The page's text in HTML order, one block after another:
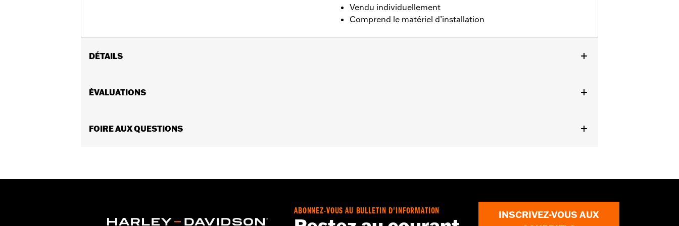
Vendu individuellement
Comprend le matériel d’installation
DÉTAILS
(n° de pièce 43300955, 43300956 ou 43300964). Convient aux modèles FLHX et FLTRX 2024 et après équipés de fourches inversées.
GARANTIE:Garantie limitée de 1 an – Rendez-vous sur le site
ÉVALUATIONS
FOIRE AUX QUESTIONS
ABONNEZ-VOUS AU BULLETIN D'INFORMATION
INSCRIVEZ-VOUS AUX